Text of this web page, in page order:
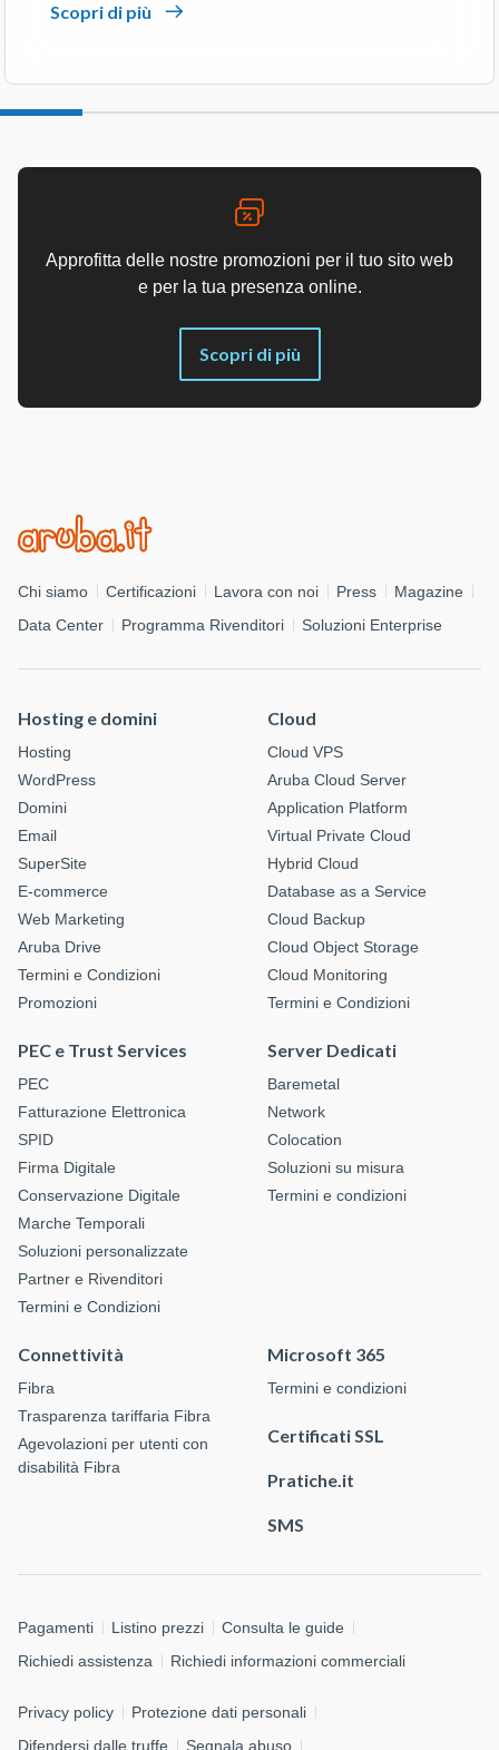
Scopri di più
Approfitta delle nostre promozioni per il tuo sito web
e per la tua presenza online.
Scopri di più
Chi siamo Certificazioni Lavora con noi Press
Magazine
Data Center
Programma Rivenditori Soluzioni Enterprise
Hosting e domini
Hosting
WordPress
Domini
Email
SuperSite
E-commerce
Web Marketing
Aruba Drive
Termini e Condizioni
Promozioni
Cloud
Cloud VPS
Aruba Cloud Server
Application Platform
Virtual Private Cloud
Hybrid Cloud
Database as a Service
Cloud Backup
Cloud Object Storage
Cloud Monitoring
Termini e Condizioni
PEC e Trust Services
PEC
Fatturazione Elettronica
SPID
Firma Digitale
Conservazione Digitale
Marche Temporali
Soluzioni personalizzate
Partner e Rivenditori
Termini e Condizioni
Server Dedicati
Baremetal
Network
Colocation
Soluzioni su misura
Termini e condizioni
Connettività
Fibra
Trasparenza tariffaria Fibra
Agevolazioni per utenti con
disabilità Fibra
Microsoft 365
Termini e condizioni
Certificati SSL
Pratiche.it
SMS
Pagamenti Listino prezzi
Consulta le guide
Richiedi assistenza
Richiedi informazioni commerciali
Privacy policy
Protezione dati personali
Difendersi dalle truffe
Segnala abuso